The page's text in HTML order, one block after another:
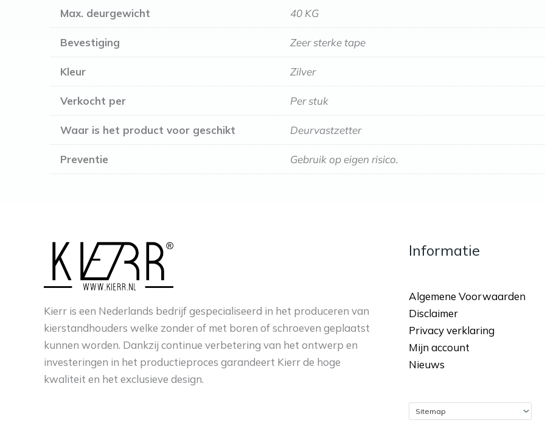
Max. deurgewicht 40 KG
Bevestiging Zeer sterke tape
Kleur Zilver
Verkocht per Per stuk
Waar is het product voor geschikt Deurvastzetter
Preventie Gebruik op eigen risico.
Kierr is een Nederlands bedrijf gespecialiseerd in het produceren van
kierstandhouders welke zonder of met boren of schroeven geplaatst
kunnen worden. Dankzij continue verbetering van het ontwerp en
investeringen in het productieproces garandeert Kierr de hoge
kwaliteit en het exclusieve design.
Informatie
Algemene Voorwaarden
Disclaimer
Privacy verklaring
Mijn account
Nieuws